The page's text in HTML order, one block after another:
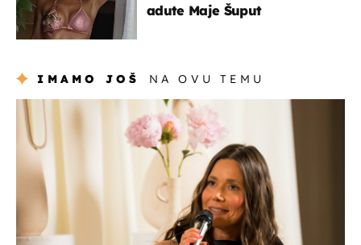
adute Maje Šuput
IMAMO JOŠ NA OVU TEMU
moda & ljepota